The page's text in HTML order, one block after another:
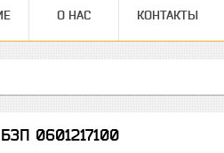
О НАС КОНТАКТЫ
0601217100